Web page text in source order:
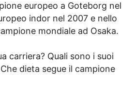
europeo a Goteborg nel
indor nel 2007 e nello
mondiale ad Osaka.
carriera? Quali sono i suoi
dieta segue il campione